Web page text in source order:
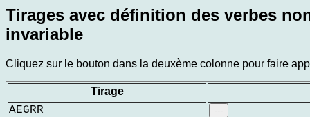
Tirages avec définition des verbes
invariable
Cliquez sur le bouton dans la deuxème colonne pour faire
Tirage
AEGRR ---